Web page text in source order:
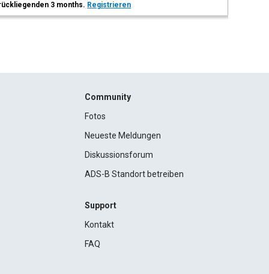
3 months. Registrieren
Community
Fotos
Neueste Meldungen
Diskussionsforum
ADS-B Standort betreiben
Support
Kontakt
FAQ